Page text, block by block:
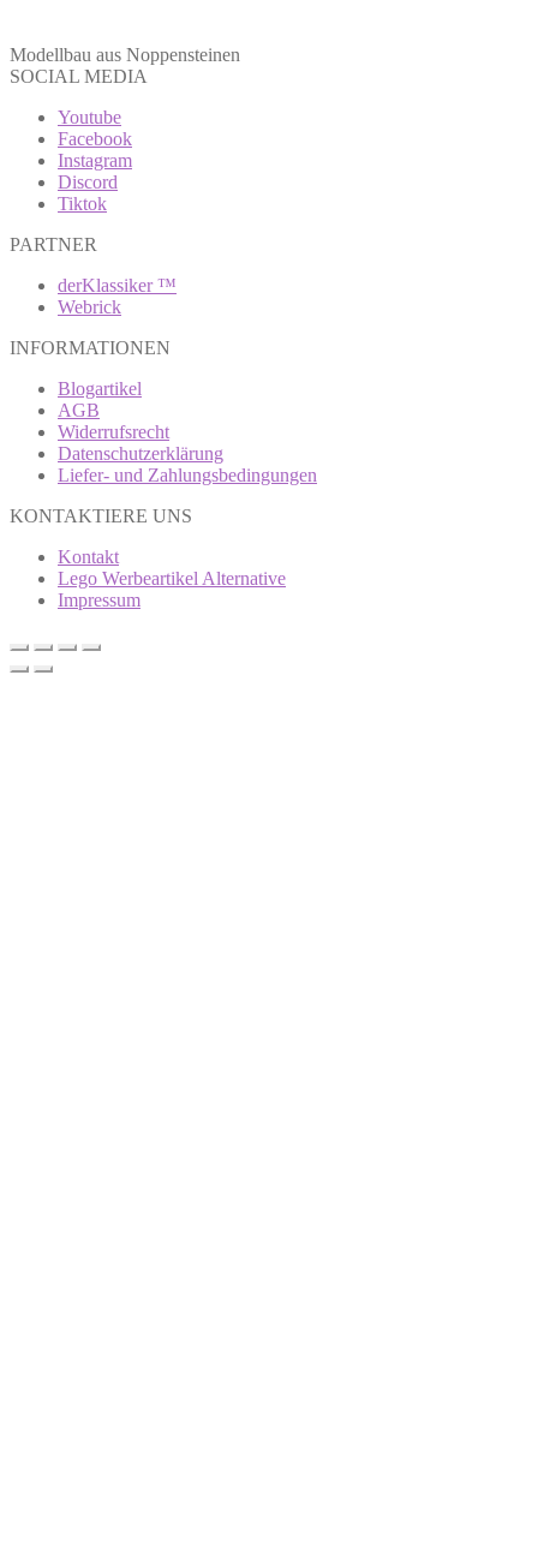
Modellbau aus Noppensteinen
SOCIAL MEDIA
Youtube
Facebook
Instagram
Discord
Tiktok
PARTNER
derKlassiker ™
Webrick
INFORMATIONEN
Blogartikel
AGB
Widerrufsrecht
Datenschutzerklärung
Liefer- und Zahlungsbedingungen
KONTAKTIERE UNS
Kontakt
Lego Werbeartikel Alternative
Impressum